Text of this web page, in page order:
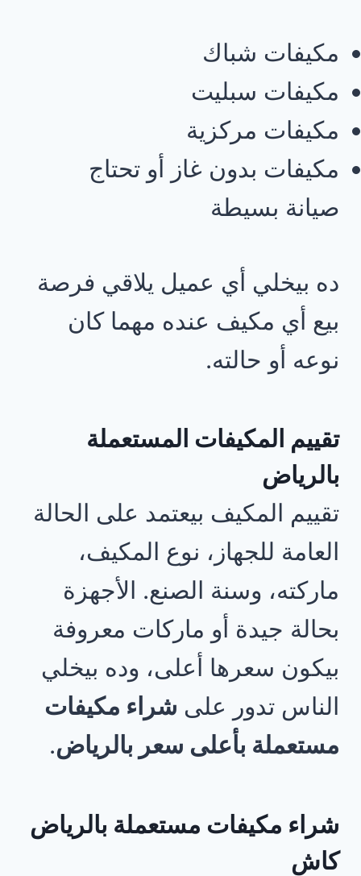
مكيفات شباك
مكيفات سبليت
مكيفات مركزية
مكيفات بدون غاز أو تحتاج
صيانة بسيطة
ده بيخلي أي عميل يلاقي فرصة
بيع أي مكيف عنده مهما كان
نوعه أو حالته.
تقييم المكيفات المستعملة
بالرياض
تقييم المكيف بيعتمد على الحالة
العامة للجهاز، نوع المكيف،
ماركته، وسنة الصنع. الأجهزة
بحالة جيدة أو ماركات معروفة
بيكون سعرها أعلى، وده بيخلي
الناس تدور على شراء مكيفات
مستعملة بأعلى سعر بالرياض.
شراء مكيفات مستعملة بالرياض
كاش